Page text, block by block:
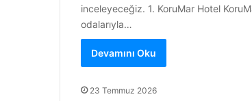
inceleyeceğiz. 1. KoruMar Hotel
odalarıyla…
Devamını Oku
23 Temmuz 2026